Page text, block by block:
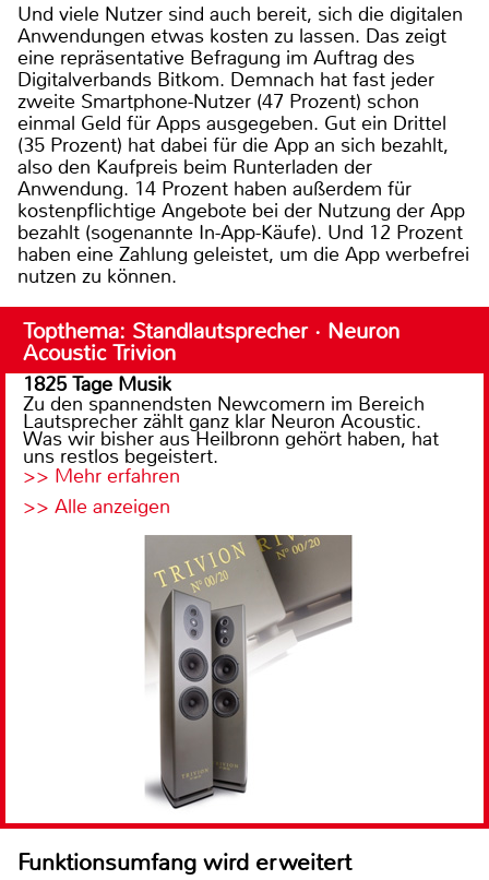
Und viele Nutzer sind auch bereit, sich die digitalen
Anwendungen etwas kosten zu lassen. Das zeigt
eine repräsentative Befragung im Auftrag des
Digitalverbands Bitkom. Demnach hat fast jeder
zweite Smartphone-Nutzer (47 Prozent) schon
einmal Geld für Apps ausgegeben. Gut ein Drittel
(35 Prozent) hat dabei für die App an sich bezahlt,
also den Kaufpreis beim Runterladen der
Anwendung. 14 Prozent haben außerdem für
kostenpflichtige Angebote bei der Nutzung der App
bezahlt (sogenannte In-App-Käufe). Und 12 Prozent
haben eine Zahlung geleistet, um die App werbefrei
nutzen zu können.
Topthema: Standlautsprecher · Neuron
Acoustic Trivion
1825 Tage Musik
Zu den spannendsten Newcomern im Bereich
Lautsprecher zählt ganz klar Neuron Acoustic.
Was wir bisher aus Heilbronn gehört haben, hat
uns restlos begeistert.
>> Mehr erfahren
>> Alle anzeigen
Funktionsumfang wird erweitert